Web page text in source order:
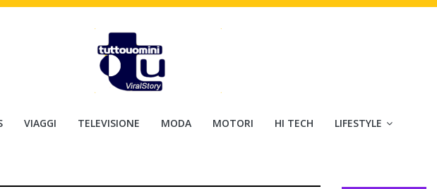
VIAGGI TELEVISIONE MODA MOTORI HI TECH LIFESTYLE